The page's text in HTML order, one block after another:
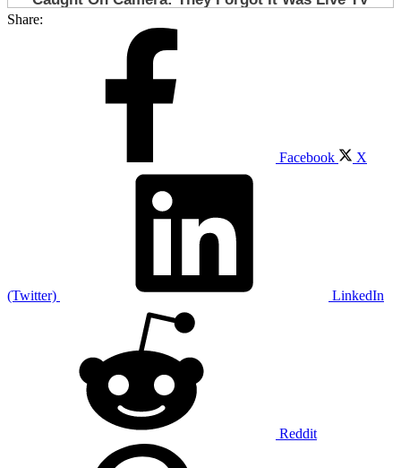
Share:
Facebook X
(Twitter) LinkedIn
Reddit